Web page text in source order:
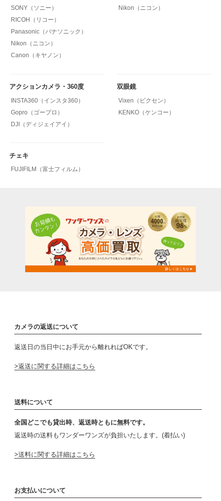
SONY（ソニー）
RICOH（リコー）
Panasonic（パナソニック）
Nikon（ニコン）
Canon（キヤノン）
Nikon（ニコン）
アクションカメラ・360度
INSTA360（インスタ360）
Gopro（ゴープロ）
DJI（ディジェイアイ）
双眼鏡
Vixen（ビクセン）
KENKO（ケンコー）
チェキ
FUJIFILM（富士フィルム）
カメラの返送について
返送日の当日中にお手元から離れればOKです。
返送に関する詳細はこちら
送料について
全国どこでも貸出時、返送時ともに無料です。
返送時の送料もワンダーワンズが負担いたします。(着払い)
送料に関する詳細はこちら
お支払いについて